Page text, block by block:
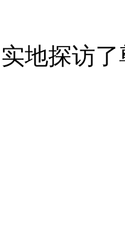
实地探访